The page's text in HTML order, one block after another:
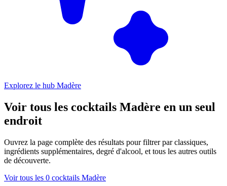
Explorez le hub Madère
Voir tous les cocktails Madère en un seul
endroit
Ouvrez la page complète des résultats pour filtrer par classiques,
ingrédients supplémentaires, degré d'alcool, et tous les autres outils
de découverte.
Voir tous les 0 cocktails Madère